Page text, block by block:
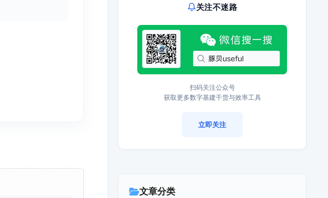
关注不迷路
扫码关注公众号
获取更多数字基建干货与效率工具
立即关注
文章分类